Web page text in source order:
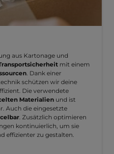
aus Kartonage und
mit einem
. Dank einer
schützen wir deine
Die verwendete
Materialien und ist
Auch die eingesetzte
. Zusätzlich optimieren
kontinuierlich, um sie
effizienter zu gestalten.